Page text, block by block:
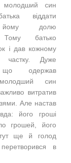
молодший син
віддати
йому долю
батько
і дав кожному
частку. Дуже
що одержав
син
витратив
Але настав
його гроші
грошей, його
ще й голод
в